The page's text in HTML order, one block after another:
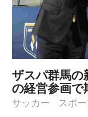
ザスパ群馬の
の経営参画で
サッカー スポ